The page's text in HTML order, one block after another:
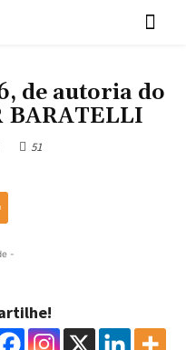
de autoria do
BARATELLI
51
-